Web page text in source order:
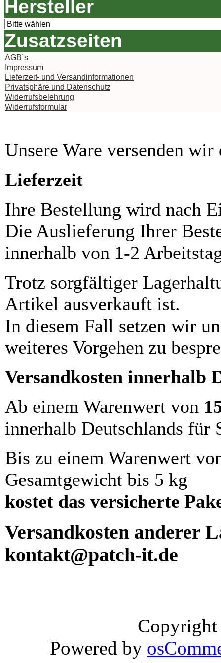
Hersteller
Zusatzseiten
AGB´s
Impressum
Lieferzeit- und Versandinformationen
Privatsphäre und Datenschutz
Widerrufsbelehrung
Widerrufsformular
Unsere Ware versenden
Lieferzeit
Ihre Bestellung wird nach
Die Auslieferung Ihrer
innerhalb von 1-2
Trotz sorgfältiger
Artikel ausverkauft ist.
In diesem Fall setzen wir
weiteres Vorgehen zu
Versandkosten innerhalb
Ab einem Warenwert von
innerhalb Deutschlands für
Bis zu einem Warenwert
Gesamtgewicht bis 5 kg
kostet das versicherte
Versandkosten anderer
kontakt@patch-it.de
Powered by